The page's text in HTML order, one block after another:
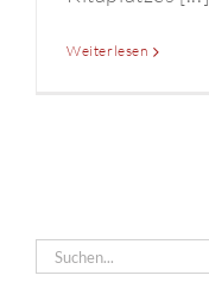
Weiterlesen
Suche